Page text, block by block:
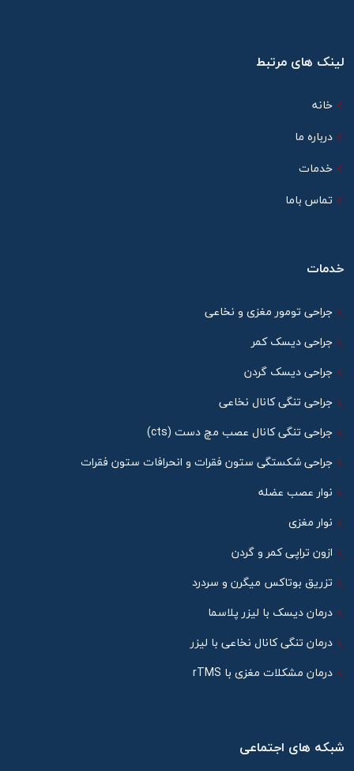
لینک های مرتبط
خانه
درباره ما
خدمات
تماس باما
خدمات
جراحی تومور مغزی و نخاعی
جراحی دیسک کمر
جراحی دیسک گردن
جراحی تنگی کانال نخاعی
جراحی تنگی کانال عصب مچ دست (cts)
جراحی شکستگی ستون فقرات و انحرافات ستون فقرات
نوار عصب عضله
نوار مغزی
ازون تراپی کمر و گردن
تزریق بوتاکس میگرن و سردرد
درمان دیسک با لیزر پلاسما
درمان تنگی کانال نخاعی با لیزر
درمان مشکلات مغزی با rTMS
شبکه های اجتماعی